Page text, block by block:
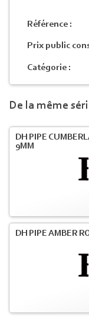
Référence :
Prix public
Catégorie :
De la même
DH PIPE
9MM
DH PIPE AMBER